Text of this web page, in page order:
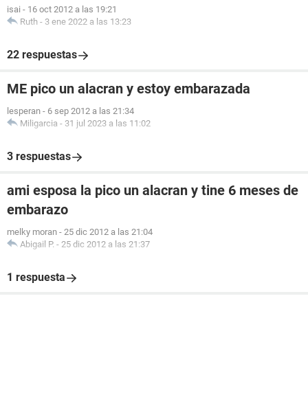
isai - 16 oct 2012 a las 19:21
Ruth - 3 ene 2022 a las 13:23
22 respuestas
ME pico un alacran y estoy embarazada
lesperan - 6 sep 2012 a las 21:34
Miligarcia - 31 jul 2023 a las 11:02
3 respuestas
ami esposa la pico un alacran y tine 6 meses de
embarazo
melky moran - 25 dic 2012 a las 21:04
Abigail P. - 25 dic 2012 a las 21:37
1 respuesta